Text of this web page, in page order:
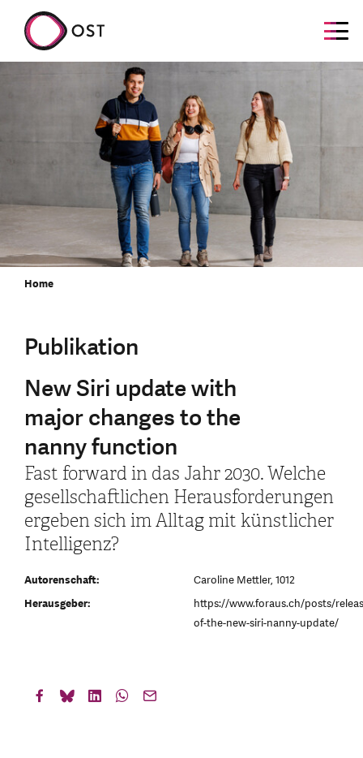
Home
Publikation
New Siri update with
major changes to the
nanny function
Fast forward in das Jahr 2030. Welche
gesell­schaft­li­chen Heraus­for­de­rungen
ergeben sich im Alltag mit künst­li­cher
Intel­li­genz?
Autorenschaft:
Caroline Mettler, 1012
Herausgeber:
https://www.foraus.ch/posts/
of-the-new-siri-nanny-update/